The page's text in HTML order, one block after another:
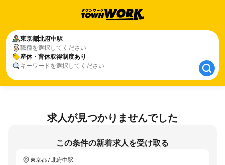
東京都北府中駅
職種を選択してください
産休・育休取得制度あり
キーワードを選択してください
東京都北府中駅
産休・育休取得制度あり
求人が見つかりませんでした
この条件の新着求人を受け取る
東京都 / 北府中駅